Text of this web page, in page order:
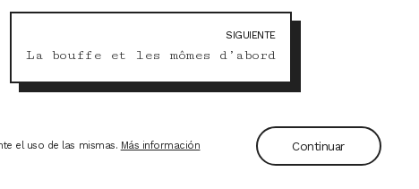
el uso de las mismas. Más información Continuar
Siguiente
entrada
SIGUIENTE
La bouffe et les mômes d’abord